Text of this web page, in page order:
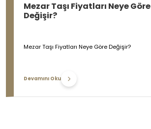
Mezar Taşı Fiyatları Neye Göre
Değişir?
Mezar Taşı Fiyatları Neye Göre Değişir?
Devamını Oku